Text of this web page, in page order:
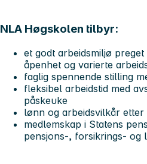
NLA Høgskolen tilbyr:
et godt arbeidsmiljø
åpenhet og varierte
faglig spennende stilling
fleksibel arbeidstid med
påskeuke
lønn og arbeidsvilkår
medlemskap i Statens
pensjons-, forsikrings- og